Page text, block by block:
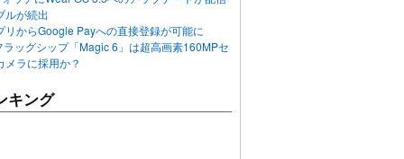
ルが続出
リからGoogle Payへの直接登録が可能に
ッグシップ「Magic 6」は超高画素160MPセ
メラに採用か？
キング